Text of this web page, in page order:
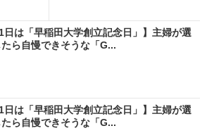
日は「早稲田大学創立記念日」】主婦が選
ら自慢できそうな「G...
日は「早稲田大学創立記念日」】主婦が選
ら自慢できそうな「G...